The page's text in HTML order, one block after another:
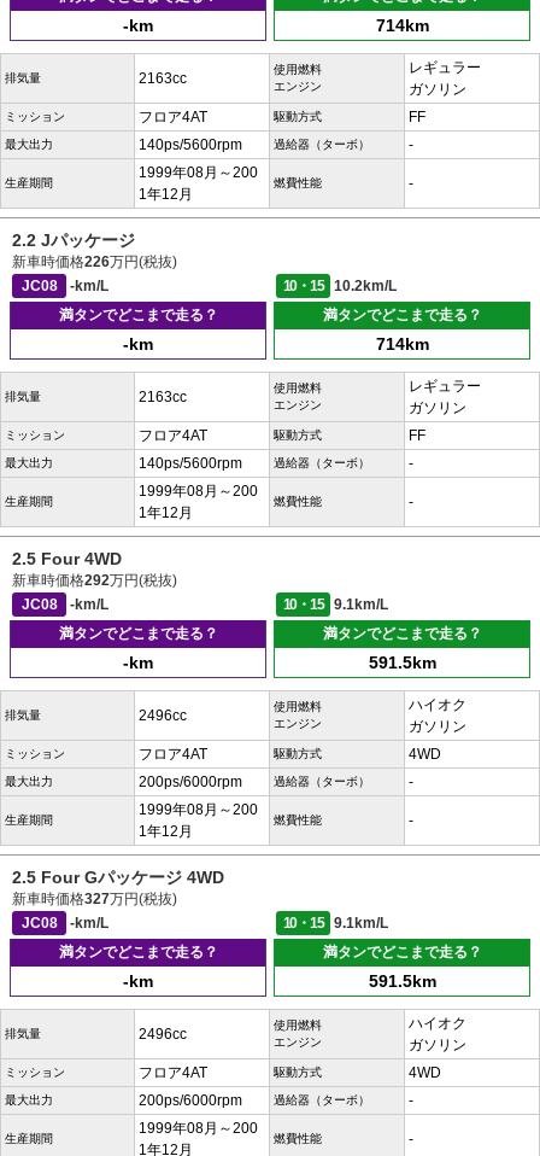
-km 714km
排気量 2163cc
使用燃料
エンジン
レギュラー
ガソリン
ミッション フロア4AT 駆動方式 FF
最大出力 140ps/5600rpm 過給器（ターボ） -
生産期間
1999年08月～200
1年12月
燃費性能 -
2.2 Jパッケージ
新車時価格226万円(税抜)
JC08
-km/L 10・15
10.2km/L
満タンでどこまで走る？
-km
満タンでどこまで走る？
714km
排気量 2163cc
使用燃料
エンジン
レギュラー
ガソリン
ミッション フロア4AT 駆動方式 FF
最大出力 140ps/5600rpm 過給器（ターボ） -
生産期間
1999年08月～200
1年12月
燃費性能 -
2.5 Four 4WD
新車時価格292万円(税抜)
JC08
-km/L 10・15
9.1km/L
満タンでどこまで走る？
-km
満タンでどこまで走る？
591.5km
排気量 2496cc
使用燃料
エンジン
ハイオク
ガソリン
ミッション フロア4AT 駆動方式 4WD
最大出力 200ps/6000rpm 過給器（ターボ） -
生産期間
1999年08月～200
1年12月
燃費性能 -
2.5 Four Gパッケージ 4WD
新車時価格327万円(税抜)
JC08
-km/L 10・15
9.1km/L
満タンでどこまで走る？
-km
満タンでどこまで走る？
591.5km
排気量 2496cc
使用燃料
エンジン
ハイオク
ガソリン
ミッション フロア4AT 駆動方式 4WD
最大出力 200ps/6000rpm 過給器（ターボ） -
生産期間
1999年08月～200
1年12月
燃費性能 -